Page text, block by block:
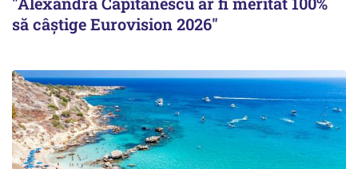
să câștige Eurovision 2026"